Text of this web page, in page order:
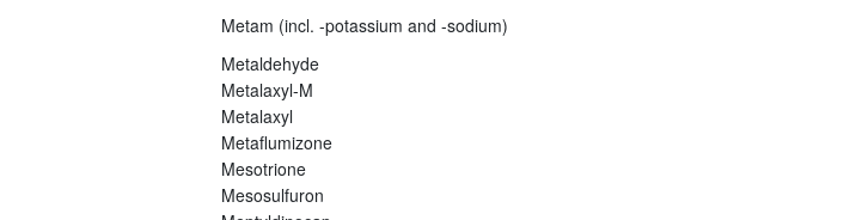
Metam (incl. -potassium and -sodium)
Metaldehyde
Metalaxyl-M
Metalaxyl
Metaflumizone
Mesotrione
Mesosulfuron